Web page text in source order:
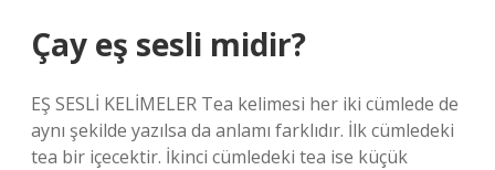
Çay eş sesli midir?
EŞ SESLİ KELİMELER Tea kelimesi her iki cümlede de
aynı şekilde yazılsa da anlamı farklıdır. İlk cümledeki
tea bir içecektir. İkinci cümledeki tea ise küçük